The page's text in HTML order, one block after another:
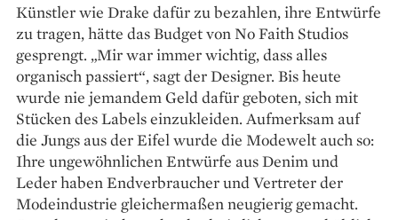
Künstler wie Drake dafür zu bezahlen, ihre Entwürfe
zu tragen, hätte das Budget von No Faith Studios
gesprengt. „Mir war immer wichtig, dass alles
organisch passiert“, sagt der Designer. Bis heute
wurde nie jemandem Geld dafür geboten, sich mit
Stücken des Labels einzukleiden. Aufmerksam auf
die Jungs aus der Eifel wurde die Modewelt auch so:
Ihre ungewöhnlichen Entwürfe aus Denim und
Leder haben Endverbraucher und ­Vertreter der
Modeindustrie ­gleichermaßen neugierig gemacht.